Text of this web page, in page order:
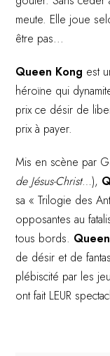
meute. Elle joue
être pas...
Queen Kong est
héroïne qui
prix ce désir de
prix à payer.
Mis en scène par
de Jésus-Christ…),
sa « Trilogie des
opposantes au
tous bords.
de désir et de
plébiscité par les
ont fait LEUR